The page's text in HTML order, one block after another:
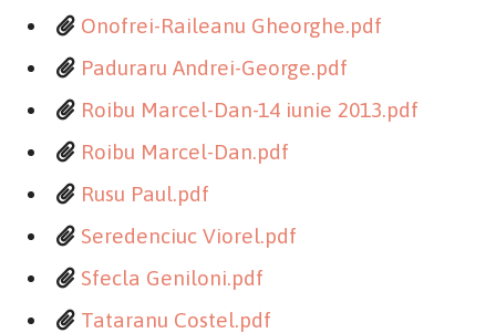
Onofrei-Raileanu Gheorghe.pdf
Paduraru Andrei-George.pdf
Roibu Marcel-Dan-14 iunie 2013.pdf
Roibu Marcel-Dan.pdf
Rusu Paul.pdf
Seredenciuc Viorel.pdf
Sfecla Geniloni.pdf
Tataranu Costel.pdf